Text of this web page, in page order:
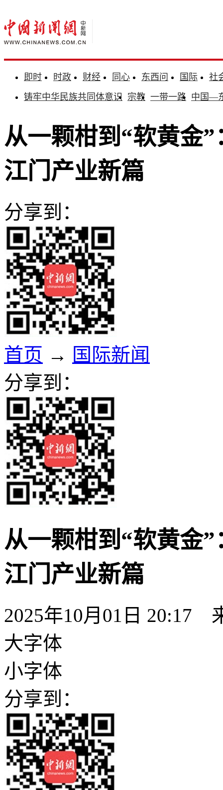
即时 时政 财经 同心 东西问 国际
社
铸牢中华民族共同体意识 宗教 一带一路 中国—
从一颗柑到“软黄金
江门产业新篇
分享到：
首页 → 国际新闻
分享到：
从一颗柑到“软黄金
江门产业新篇
2025年10月01日 20:17
大字体
小字体
分享到：